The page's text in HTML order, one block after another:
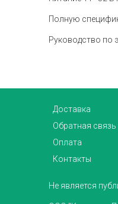
Полную
Руководство по
Доставка
Обратная связь
Оплата
Контакты
Не является